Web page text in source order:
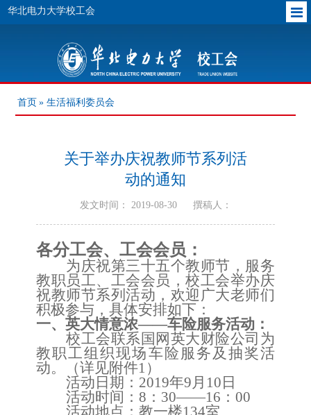
华北电力大学校工会
首页 » 生活福利委员会
关于举办庆祝教师节系列活
动的通知
发文时间： 2019-08-30 撰稿人：
各分工会、工会会员：
为庆祝第三十五个教师节，服务
教职员工、工会会员，校工会举办庆
祝教师节系列活动，欢迎广大老师们
积极参与，具体安排如下：
一、英大情意浓——车险服务活动 ：
校工会联系国网英大财险公司为
教职工组织现场车险服务及抽奖活
动。
（详见附件1 ）
活动日期 ：2019年9月 10 日
活动时间：8：30——16 ：00
活动地点：教一楼134室